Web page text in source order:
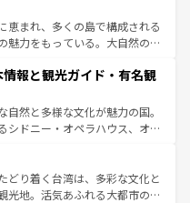
ショッピング、エンターテイ
なスポットだ。一方、アメリカ
グランドキャニオンやイエロー
、音楽と美食が融合した独特の
カの各地域で異なる魅力を楽
かな歴史を感じることができ
ップや列車の旅も、アメリカ
恵まれ、多くの島で構成される
魅力をもっている。大自然の神
、定番の観光地といえばオアフ
ならマウイ島やカウアイ島が
ンに輝く海をはじめ、豊かな
。「アロハスピリット」と呼ば
ドやハワイアンミュージッ
ど、すべてがハワイの魅力を彩
い発見と感動が待っているハ
報と観光ガイド・有名観
然と多様な文化が魅力の国。
シドニー・オペラハウス、オー
びえるウルル（エアーズロッ
原生林やケアンズの熱帯雨林な
また、カフェやワイン、オージ
どり着く台湾は、多彩な文化と
光地。活気あふれる大都市の台